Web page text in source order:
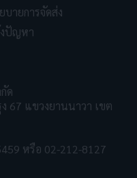
บายการจัดส่ง
ปัญหา
ด
67 แขวงยานนาวา เขต
หรือ 02-212-8127